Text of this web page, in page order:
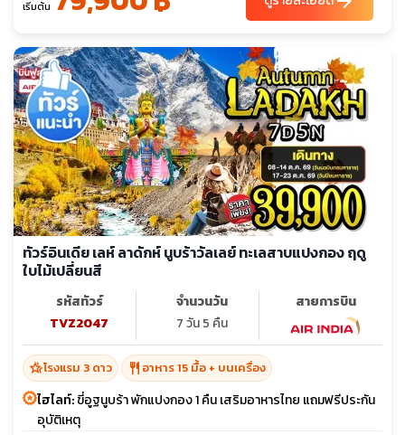
เริ่มต้น
ทัวร์อินเดีย เลห์ ลาดักห์ นูบร้าวัลเลย์ ทะเลสาบแปงกอง ฤดู
ใบไม้เปลี่ยนสี
รหัสทัวร์
TVZ2047
จำนวนวัน
7 วัน 5 คืน
สายการบิน
hotel_classโรงแรม 3 ดาว restaurant อาหาร 15 มื้อ + บนเครื่อง
ไฮไลท์:ขี่อูฐนูบร้า พักแปงกอง 1 คืน เสริมอาหารไทย แถมฟรีประกัน
อุบัติเหตุ